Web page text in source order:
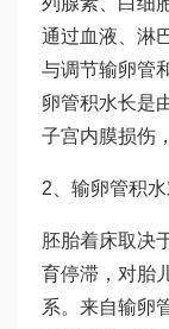
通过血液、淋
与调节输卵管
卵管积水长是
子宫内膜损伤
2、输卵管积
胚胎着床取决
育停滞，对胎
系。来自输卵